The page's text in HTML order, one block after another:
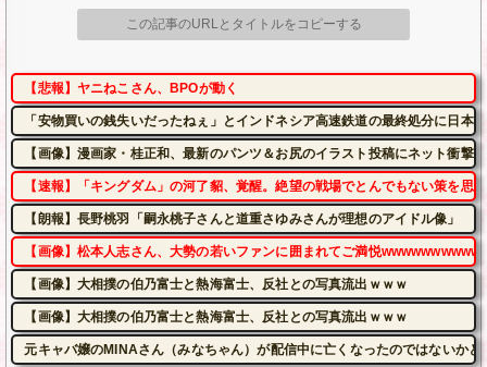
この記事のURLとタイトルをコピーする
【悲報】ヤニねこさん、BPOが動く
「安物買いの銭失いだったねぇ」とインドネシア高速鉄道の最終処分に日本
【画像】漫画家・桂正和、最新のパンツ＆お尻のイラスト投稿にネット衝撃
【速報】「キングダム」の河了貂、覚醒。絶望の戦場でとんでもない策を思
【朗報】長野桃羽「嗣永桃子さんと道重さゆみさんが理想のアイドル像」
【画像】松本人志さん、大勢の若いファンに囲まれてご満悦
【画像】大相撲の伯乃富士と熱海富士、反社との写真流出ｗｗｗ
【画像】大相撲の伯乃富士と熱海富士、反社との写真流出ｗｗｗ
元キャバ嬢のMINAさん（みなちゃん）が配信中に亡くなったのではないか